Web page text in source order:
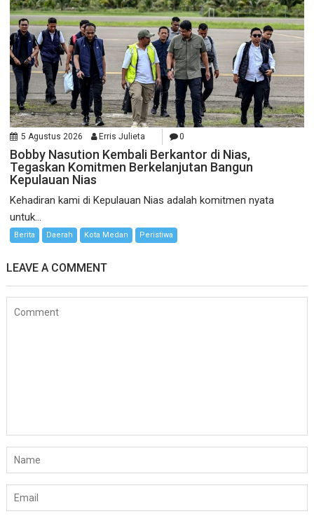
5 Agustus 2026 Erris Julieta 0
Bobby Nasution Kembali Berkantor di Nias,
Tegaskan Komitmen Berkelanjutan Bangun
Kepulauan Nias
Kehadiran kami di Kepulauan Nias adalah komitmen nyata
untuk...
Berita Daerah Kota Medan Peristiwa
LEAVE A COMMENT